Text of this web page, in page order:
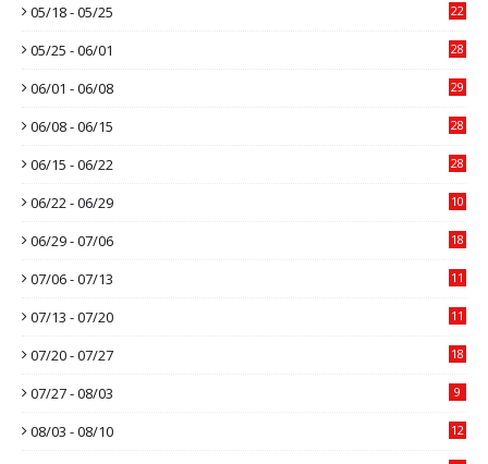
05/18 - 05/25 22
05/25 - 06/01 28
06/01 - 06/08 29
06/08 - 06/15 28
06/15 - 06/22 28
06/22 - 06/29 10
06/29 - 07/06 18
07/06 - 07/13 11
07/13 - 07/20 11
07/20 - 07/27 18
07/27 - 08/03 9
08/03 - 08/10 12